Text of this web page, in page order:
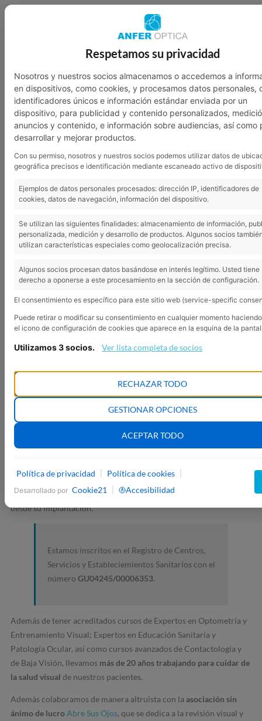
949 23 07 46
601 136 762
En ANFER OPTICA llevamos más de 20 años cuidando tu
Todos los profesionales de ANFER ÓPTICA acreditamos el Título
Universitario deDiplomados en Óptica y Optometría; estamos
hemos suscrito elconvenio con el SESCAMpara el “Desarrollo de
actividades en materia de prevención y promoción de la visión”,
desde su implantación.
Estamos inscritos en el Registro de Centros,
Servicios y Estableciemientos Sanitarios con el
número GU04245/00006353.
Además de tener acreditados cursos de Expertos en Optometría y
Entrenamiento Visual; Expertos en Educación Sanitaria y
Patología Ocular, así como cursos avanzados de Contactología y
de Baja Visión, llevamos más de 20 años trabajando para cuidar de
la salud visual de nuestros pacientes.
Además colaboramos de manera altruista con la asociación sin
ánimo de lucroAbre Sus Ojos, que se dedica a la revisión visual y
Respetamos su privacidad
Nosotros y nuestros socios almacenamos o accedemos a
en dispositivos, como cookies, y procesamos datos personales,
identificadores únicos e información estándar enviada por un
dispositivo, para publicidad y contenido personalizados,
anuncios y contenido, e información sobre audiencias, así como
desarrollar y mejorar productos.
Con su permiso, nosotros y nuestros socios podemos utilizar datos de
geográfica precisos e identificación mediante escaneado activo de
Ejemplos de datos personales procesados: dirección IP, identificadores de
cookies, datos de navegación, información del dispositivo.
Se utilizan las siguientes finalidades: almacenamiento de información,
personalizada, medición y desarrollo de productos. Algunos socios
utilizan características especiales como geolocalización precisa.
Algunos socios procesan datos basándose en interés legítimo. Usted tiene
derecho a oponerse a este procesamiento en la sección de configuración.
El consentimiento es específico para este sitio web (service-specific
Puede retirar o modificar su consentimiento en cualquier momento
el icono de configuración de cookies que aparece en la esquina de la
Utilizamos 3 socios. Ver lista completa de socios
RECHAZAR TODO
GESTIONAR OPCIONES
ACEPTAR TODO
Política de privacidad Política de cookies
Desarrollado por Cookie21 Accesibilidad